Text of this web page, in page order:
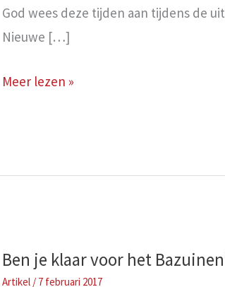
God wees deze tijden aan tijdens de
Nieuwe […]
Studiekaart
feesten
Meer lezen »
Ben je klaar voor het
/ 7 februari 2017